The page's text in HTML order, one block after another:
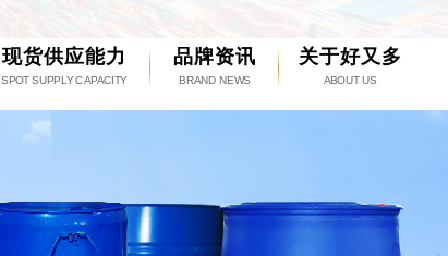
现货供应能力
SPOT SUPPLY CAPACITY
品牌资讯
BRAND NEWS
关于好又多
ABOUT US